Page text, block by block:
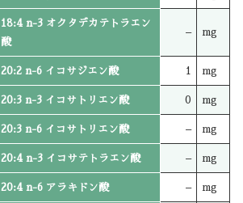
18:4 n-3 オクタデカテトラエン
酸
– mg
20:2 n-6 イコサジエン酸 1 mg
20:3 n-3 イコサトリエン酸 0 mg
20:3 n-6 イコサトリエン酸 – mg
20:4 n-3 イコサテトラエン酸 – mg
20:4 n-6 アラキドン酸 – mg